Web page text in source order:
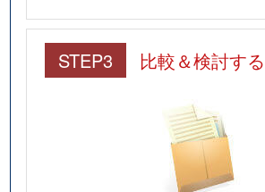
STEP3 比較＆検討する